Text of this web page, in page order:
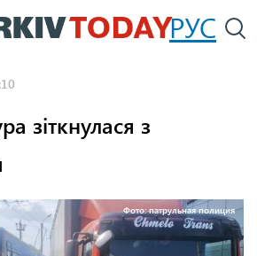
Перейти
до
РУС
зіткнулася з
Фото: патрульная полиция